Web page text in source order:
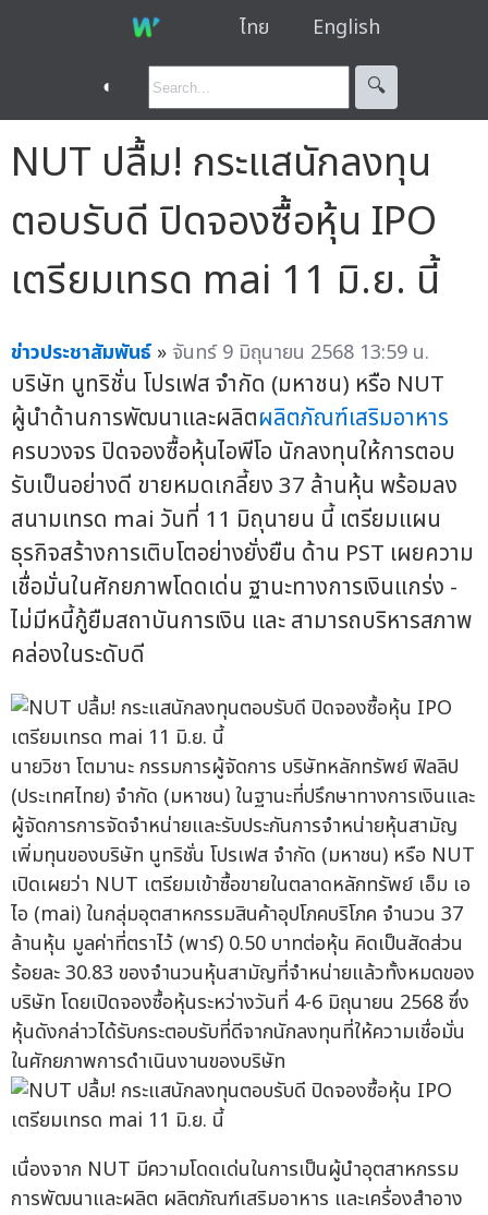
ไทย English
◐ 🔍︎
NUT ปลื้ม! กระแสนักลงทุน
ตอบรับดี ปิดจองซื้อหุ้น IPO
เตรียมเทรด mai 11 มิ.ย. นี้
ข่าวประชาสัมพันธ์ » จันทร์ 9 มิถุนายน 2568 13:59 น.
บริษัท นูทริชั่น โปรเฟส จำกัด (มหาชน) หรือ NUT
ผู้นำด้านการพัฒนาและผลิตผลิตภัณฑ์เสริมอาหาร
ครบวงจร ปิดจองซื้อหุ้นไอพีโอ นักลงทุนให้การตอบ
รับเป็นอย่างดี ขายหมดเกลี้ยง 37 ล้านหุ้น พร้อมลง
สนามเทรด mai วันที่ 11 มิถุนายน นี้ เตรียมแผน
ธุรกิจสร้างการเติบโตอย่างยั่งยืน ด้าน PST เผยความ
เชื่อมั่นในศักยภาพโดดเด่น ฐานะทางการเงินแกร่ง -
ไม่มีหนี้กู้ยืมสถาบันการเงิน และ สามารถบริหารสภาพ
คล่องในระดับดี
นายวิชา โตมานะ กรรมการผู้จัดการ บริษัทหลักทรัพย์ ฟิลลิป
(ประเทศไทย) จำกัด (มหาชน) ในฐานะที่ปรึกษาทางการเงินและ
ผู้จัดการการจัดจำหน่ายและรับประกันการจำหน่ายหุ้นสามัญ
เพิ่มทุนของบริษัท นูทริชั่น โปรเฟส จำกัด (มหาชน) หรือ NUT
เปิดเผยว่า NUT เตรียมเข้าซื้อขายในตลาดหลักทรัพย์ เอ็ม เอ
ไอ (mai) ในกลุ่มอุตสาหกรรมสินค้าอุปโภคบริโภค จำนวน 37
ล้านหุ้น มูลค่าที่ตราไว้ (พาร์) 0.50 บาทต่อหุ้น คิดเป็นสัดส่วน
ร้อยละ 30.83 ของจำนวนหุ้นสามัญที่จำหน่ายแล้วทั้งหมดของ
บริษัท โดยเปิดจองซื้อหุ้นระหว่างวันที่ 4-6 มิถุนายน 2568 ซึ่ง
หุ้นดังกล่าวได้รับกระตอบรับที่ดีจากนักลงทุนที่ให้ความเชื่อมั่น
ในศักยภาพการดำเนินงานของบริษัท
เนื่องจาก NUT มีความโดดเด่นในการเป็นผู้นำอุตสาหกรรม
การพัฒนาและผลิต ผลิตภัณฑ์เสริมอาหาร และเครื่องสำอาง